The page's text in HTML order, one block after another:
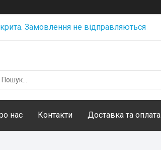
Замовлення не відправляються
нас Контакти Доставка та оплата